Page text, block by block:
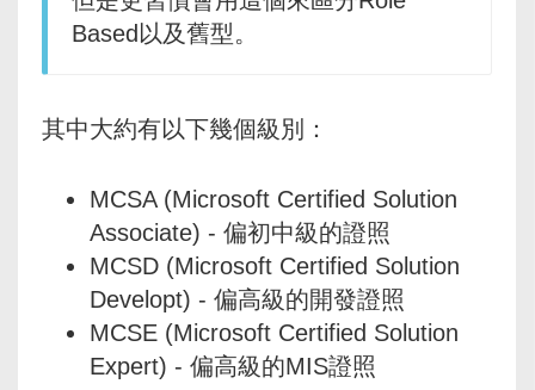
Based以及舊型。
其中大約有以下幾個級別：
MCSA (Microsoft Certified Solution
Associate) - 偏初中級的證照
MCSD (Microsoft Certified Solution
Developt) - 偏高級的開發證照
MCSE (Microsoft Certified Solution
Expert) - 偏高級的MIS證照